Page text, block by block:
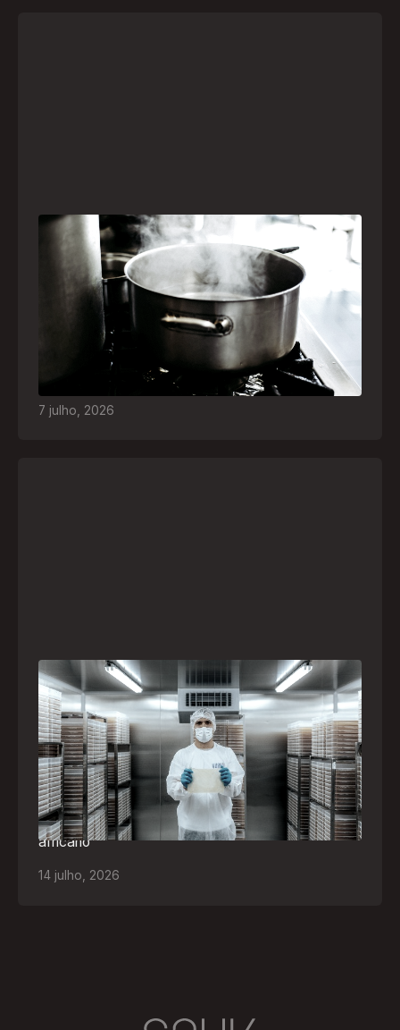
Frio leva brasileiros a improvisar para se
aquecer e aumenta risco de queimaduras
dentro de casa
O inverno chegou e, com ele, práticas perigosas
para espantar o frio voltam a ser comuns. Saiba
quais são os riscos e como agir em caso de
7 julho 2026
A paranaense Vuelo Pharma é uma das 13
empresas brasileiras selecionadas para
representar o Brasil na maior feira de
negócios de Angola
Empresa participará da FILDA 2026, em Luanda,
levando tecnologias brasileiras para tratamento de
feridas, ostomia e proteção cutânea ao mercado
africano
14 julho 2026